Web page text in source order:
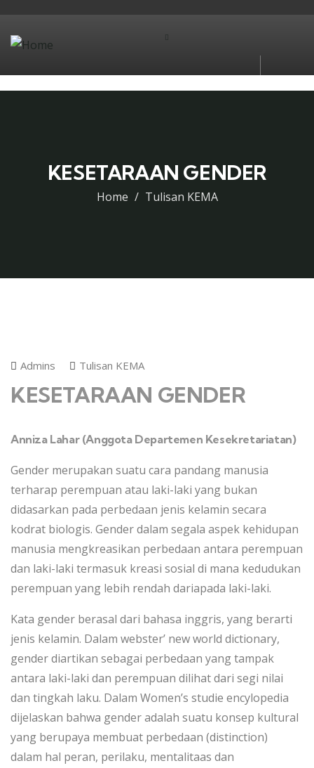
KESETARAAN GENDER
Home Tulisan KEMA
Admins Tulisan KEMA
KESETARAAN GENDER
Anniza Lahar (Anggota Departemen Kesekretariatan)
Gender merupakan suatu cara pandang manusia
terharap perempuan atau laki-laki yang bukan
didasarkan pada perbedaan jenis kelamin secara
kodrat biologis. Gender dalam segala aspek kehidupan
manusia mengkreasikan perbedaan antara perempuan
dan laki-laki termasuk kreasi sosial di mana kedudukan
perempuan yang lebih rendah dariapada laki-laki.
Kata gender berasal dari bahasa inggris, yang berarti
jenis kelamin. Dalam webster’ new world dictionary,
gender diartikan sebagai perbedaan yang tampak
antara laki-laki dan perempuan dilihat dari segi nilai
dan tingkah laku. Dalam Women’s studie encylopedia
dijelaskan bahwa gender adalah suatu konsep kultural
yang berupaya membuat perbedaan (distinction)
dalam hal peran, perilaku, mentalitaas dan